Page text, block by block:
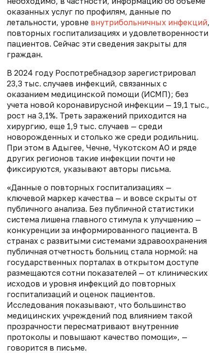
оказанных услуг по профилям, данные по
летальности, уровне внутрибольничных инфекций,
повторных госпитализациях и удовлетворенности
пациентов. Сейчас эти сведения закрыты для
граждан.
В 2024 году Роспотребнадзор зарегистрировал
23,3 тыс. случаев инфекций, связанных с
оказанием медицинской помощи (ИСМП); без
учета новой коронавирусной инфекции — 19,1 тыс.,
рост на 3,1%. Треть заражений приходится на
хирургию, еще 1,9 тыс. случаев — среди
новорожденных и столько же среди родильниц.
При этом в Адыгее, Чечне, Чукотском АО и ряде
других регионов такие инфекции почти не
фиксируются, указывают авторы письма.
«Данные о повторных госпитализациях —
ключевой маркер качества — и вовсе скрыты от
публичного анализа. Без публичной статистики
система лишена главного стимула к улучшению —
конкуренции за информированного пациента. В
странах с развитыми системами здравоохранения
публичная отчетность больниц стала нормой: на
государственных порталах в открытом доступе
размещаются сотни показателей — от клинических
исходов и уровня инфекций до повторных
госпитализаций и оценок пациентов.
Исследования показывают, что большинство
медицинских учреждений под влиянием такой
прозрачности пересматривают внутренние
протоколы и повышают качество помощи», —
говорится в письме.